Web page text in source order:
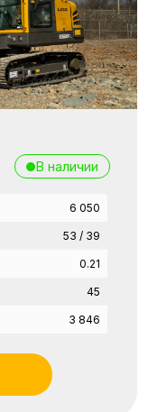
В наличии
6 050
53 / 39
0.21
45
3 846